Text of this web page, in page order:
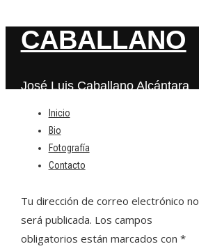
CABALLANO
José Luis Caballano Alcántara
Inicio
Bio
Fotografía
Contacto
Deja una respuesta
Tu dirección de correo electrónico no
será publicada. Los campos
obligatorios están marcados con *